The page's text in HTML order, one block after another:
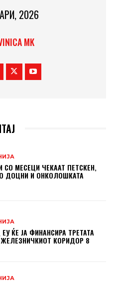
2026
MK
СО МЕСЕЦИ ЧЕКААТ ПЕТСКЕН,
ДОЦНИ И ОНКОЛОШКАТА
ЌЕ ЈА ФИНАНСИРА ТРЕТАТА
КОРИДОР 8